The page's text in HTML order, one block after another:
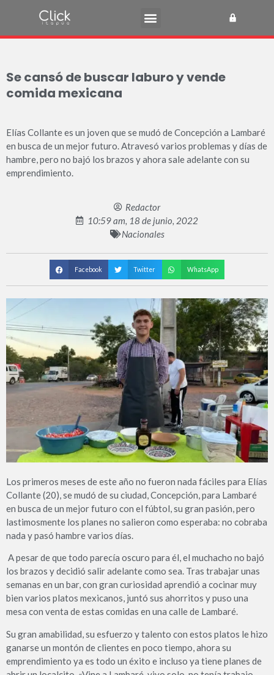
Se cansó de buscar laburo y vende
comida mexicana
Elías Collante es un joven que se mudó de Concepción a Lambaré
en busca de un mejor futuro. Atravesó varios problemas y días de
hambre, pero no bajó los brazos y ahora sale adelante con su
emprendimiento.
Redactor
10:59 am, 18 de junio, 2022
Nacionales
Facebook Twitter WhatsApp
Los primeros meses de este año no fueron nada fáciles para Elías
Collante (20), se mudó de su ciudad, Concepción, para Lambaré
en busca de un mejor futuro con el fúbtol, su gran pasión, pero
lastimosmente los planes no salieron como esperaba: no cobraba
nada y pasó hambre varios días.
A pesar de que todo parecía oscuro para él, el muchacho no bajó
los brazos y decidió salir adelante como sea. Tras trabajar unas
semanas en un bar, con gran curiosidad aprendió a cocinar muy
bien varios platos mexicanos, juntó sus ahorritos y puso una
mesa con venta de estas comidas en una calle de Lambaré.
Su gran amabilidad, su esfuerzo y talento con estos platos le hizo
ganarse un montón de clientes en poco tiempo, ahora su
emprendimiento ya es todo un éxito e incluso ya tiene planes de